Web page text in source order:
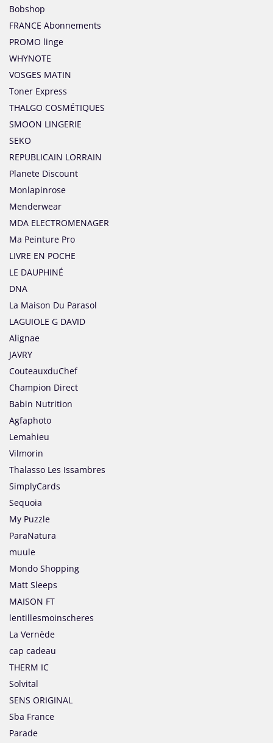
Bobshop
FRANCE Abonnements
PROMO linge
WHYNOTE
VOSGES MATIN
Toner Express
THALGO COSMÉTIQUES
SMOON LINGERIE
SEKO
REPUBLICAIN LORRAIN
Planete Discount
Monlapinrose
Menderwear
MDA ELECTROMENAGER
Ma Peinture Pro
LIVRE EN POCHE
LE DAUPHINÉ
DNA
La Maison Du Parasol
LAGUIOLE G DAVID
Alignae
JAVRY
CouteauxduChef
Champion Direct
Babin Nutrition
Agfaphoto
Lemahieu
Vilmorin
Thalasso Les Issambres
SimplyCards
Sequoia
My Puzzle
ParaNatura
muule
Mondo Shopping
Matt Sleeps
MAISON FT
lentillesmoinscheres
La Vernède
cap cadeau
THERM IC
Solvital
SENS ORIGINAL
Sba France
Parade